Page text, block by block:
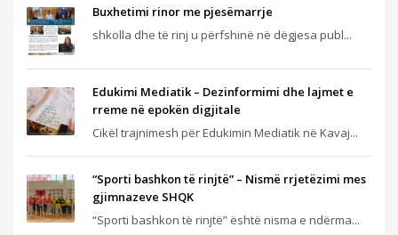
Buxhetimi rinor me pjesëmarrje
shkolla dhe të rinj u përfshinë në dëgjesa publ...
Edukimi Mediatik – Dezinformimi dhe lajmet e
rreme në epokën digjitale
Cikël trajnimesh për Edukimin Mediatik në Kavaj...
“Sporti bashkon të rinjtë” – Nismë rrjetëzimi mes
gjimnazeve SHQK
“Sporti bashkon të rinjtë” është nisma e ndërma...